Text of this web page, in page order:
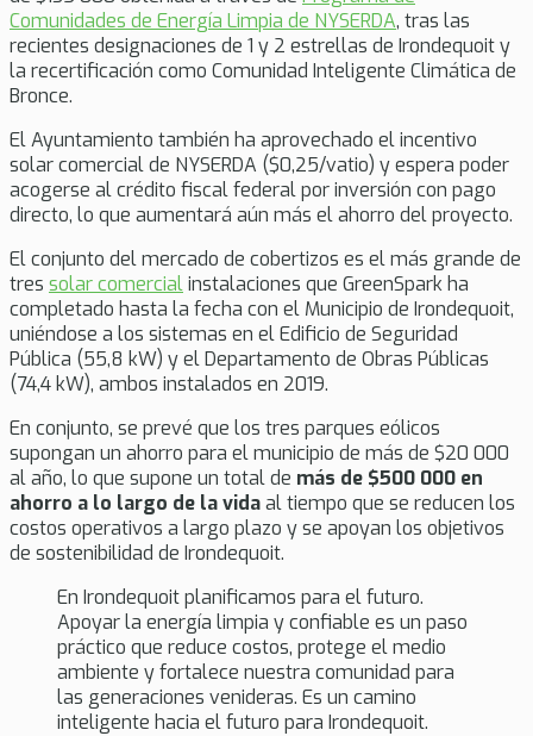
Comunidades de Energía Limpia de NYSERDA, tras las
recientes designaciones de 1 y 2 estrellas de Irondequoit y
la recertificación como Comunidad Inteligente Climática de
Bronce.
El Ayuntamiento también ha aprovechado el incentivo
solar comercial de NYSERDA ($0,25/vatio) y espera poder
acogerse al crédito fiscal federal por inversión con pago
directo, lo que aumentará aún más el ahorro del proyecto.
El conjunto del mercado de cobertizos es el más grande de
tres solar comercialinstalaciones que GreenSpark ha
completado hasta la fecha con el Municipio de Irondequoit,
uniéndose a los sistemas en el Edificio de Seguridad
Pública (55,8 kW) y el Departamento de Obras Públicas
(74,4 kW), ambos instalados en 2019.
En conjunto, se prevé que los tres parques eólicos
supongan un ahorro para el municipio de más de $20 000
al año, lo que supone un total de más de $500 000 en
ahorro a lo largo de la vidaal tiempo que se reducen los
costos operativos a largo plazo y se apoyan los objetivos
de sostenibilidad de Irondequoit.
En Irondequoit planificamos para el futuro.
Apoyar la energía limpia y confiable es un paso
práctico que reduce costos, protege el medio
ambiente y fortalece nuestra comunidad para
las generaciones venideras. Es un camino
inteligente hacia el futuro para Irondequoit.